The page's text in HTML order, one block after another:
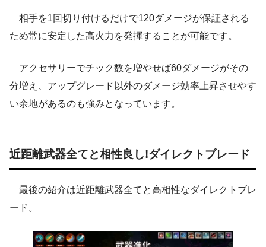
相手を1回切り付けるだけで120ダメージが保証される
ため常に安定した高火力を発揮することが可能です。
アクセサリーでチック数を増やせば60ダメージがその
分増え、アップグレード以外のダメージ効率上昇させやす
い余地があるのも強みとなっています。
近距離武器全てと相性良し!ダイレクトブレード
最後の紹介は近距離武器全てと高相性なダイレクトブレ
ード。